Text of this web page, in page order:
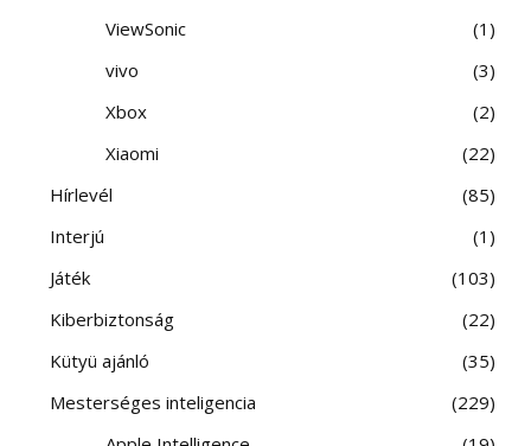
ViewSonic
1
vivo
3
Xbox
2
Xiaomi
22
Hírlevél
85
Interjú
1
Játék
103
Kiberbiztonság
22
Kütyü ajánló
35
Mesterséges inteligencia
229